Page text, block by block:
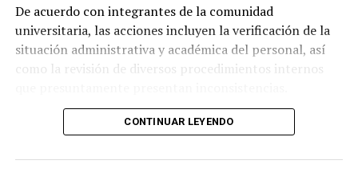
Alvarado, así como a personal directivo de la CFE por la
disposición y coordinación institucional para impulsar
estas importantes acciones en beneficio del municipio.
De acuerdo con integrantes de la comunidad
universitaria, las acciones incluyen la verificación de la
situación administrativa y académica del personal, así
como la revisión de diversos procedimientos internos
Entre los aspectos que son objeto de análisis se
encuentran posibles casos de docentes con asignaciones
simultáneas en distintos centros de estudio, la
CONTINUAR LEYENDO